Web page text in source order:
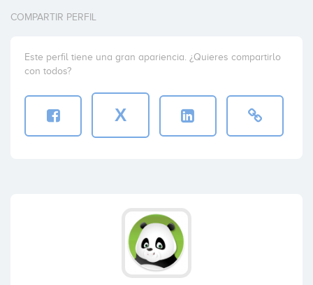
COMPARTIR PERFIL
Este perfil tiene una gran apariencia. ¿Quieres compartirlo
con todos?
X